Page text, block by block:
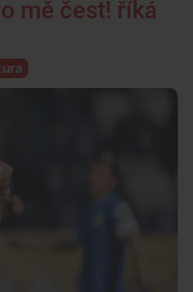
mě čest! říká